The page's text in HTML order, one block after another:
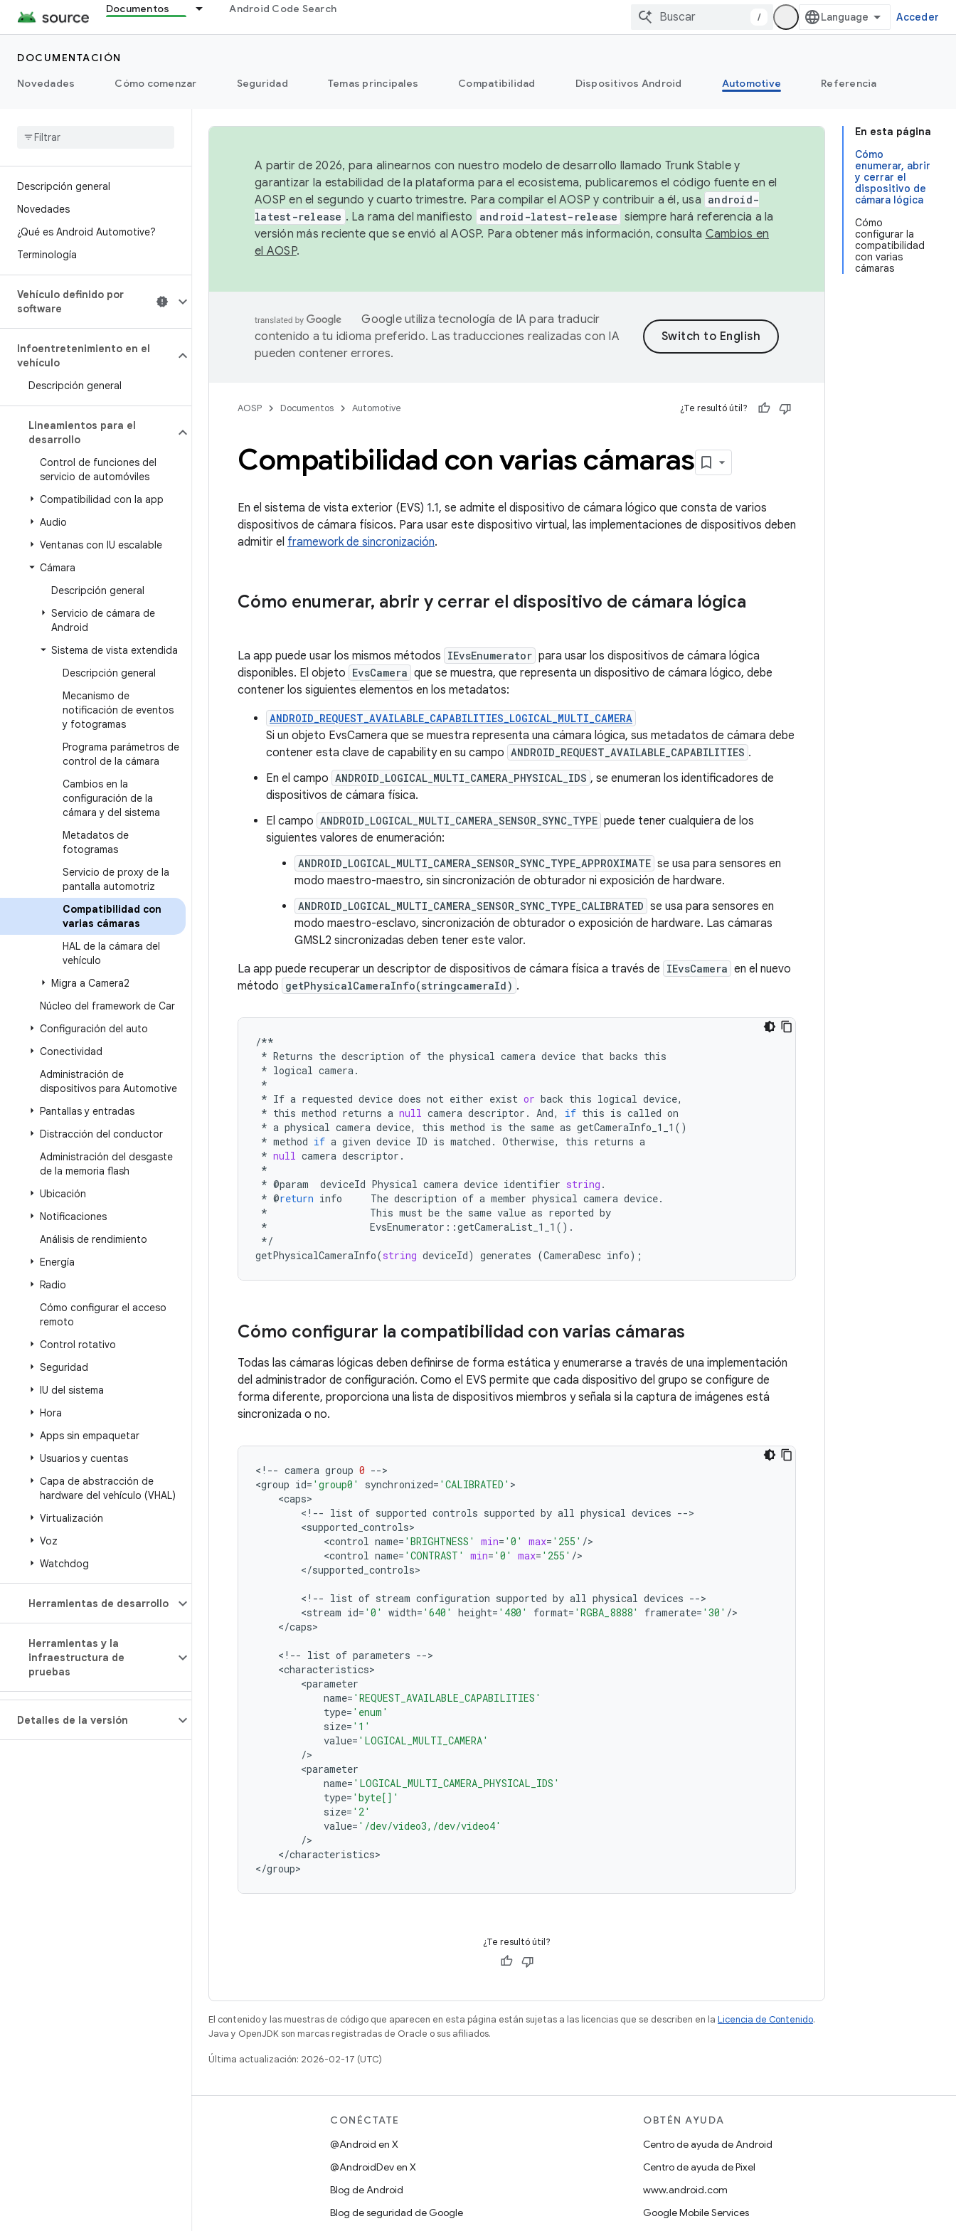
Documentos Android Code Search
/ Acceder
DOCUMENTACIÓN
Novedades
Cómo comenzar Seguridad Temas principales Compatibilidad Dispositivos Android Automotive Referencia
Descripción general
Novedades
¿Qué es Android Automotive?
Terminología
Vehículo definido por
software
Infoentretenimiento en el
vehículo
Descripción general
Lineamientos para el
desarrollo
Control de funciones del
servicio de automóviles
Compatibilidad con la app
Audio
Ventanas con IU escalable
Cámara
Descripción general
Servicio de cámara de
Android
Sistema de vista extendida
Descripción general
Mecanismo de
notificación de eventos
y fotogramas
Programa parámetros de
control de la cámara
Cambios en la
configuración de la
cámara y del sistema
Metadatos de
fotogramas
Servicio de proxy de la
pantalla automotriz
Compatibilidad con
varias cámaras
HAL de la cámara del
vehículo
Migra a Camera2
Núcleo del framework de Car
Configuración del auto
Conectividad
Administración de
dispositivos para Automotive
Pantallas y entradas
Distracción del conductor
Administración del desgaste
de la memoria flash
Ubicación
Notificaciones
Análisis de rendimiento
Energía
Radio
Cómo configurar el acceso
remoto
Control rotativo
Seguridad
IU del sistema
Hora
Apps sin empaquetar
Usuarios y cuentas
Capa de abstracción de
hardware del vehículo (VHAL)
Virtualización
Voz
Watchdog
Herramientas de desarrollo
Herramientas y la
infraestructura de
pruebas
Detalles de la versión
En esta página
Cómo
enumerar, abrir
y cerrar el
dispositivo de
cámara lógica
Cómo
configurar la
compatibilidad
con varias
cámaras
A partir de 2026, para alinearnos con nuestro modelo de desarrollo llamado Trunk Stable y
garantizar la estabilidad de la plataforma para el ecosistema, publicaremos el código fuente en el
AOSP en el segundo y cuarto trimestre. Para compilar el AOSP y contribuir a él, usa android-
latest-release . La rama del manifiesto android-latest-release siempre hará referencia a la
versión más reciente que se envió al AOSP. Para obtener más información, consulta Cambios en
el AOSP.
Google utiliza tecnología de IA para traducir
contenido a tu idioma preferido. Las traducciones realizadas con IA
pueden contener errores.
AOSP Documentos Automotive ¿Te resultó útil?
Compatibilidad con varias cámaras
En el sistema de vista exterior (EVS) 1.1, se admite el dispositivo de cámara lógico que consta de varios
dispositivos de cámara físicos. Para usar este dispositivo virtual, las implementaciones de dispositivos deben
admitir el framework de sincronización.
Cómo enumerar, abrir y cerrar el dispositivo de cámara lógica
La app puede usar los mismos métodos IEvsEnumerator para usar los dispositivos de cámara lógica
disponibles. El objeto EvsCamera que se muestra, que representa un dispositivo de cámara lógico, debe
contener los siguientes elementos en los metadatos:
ANDROID_REQUEST_AVAILABLE_CAPABILITIES_LOGICAL_MULTI_CAMERA
Si un objeto EvsCamera que se muestra representa una cámara lógica, sus metadatos de cámara debe
contener esta clave de capability en su campo ANDROID_REQUEST_AVAILABLE_CAPABILITIES .
En el campo ANDROID_LOGICAL_MULTI_CAMERA_PHYSICAL_IDS , se enumeran los identificadores de
dispositivos de cámara física.
El campo ANDROID_LOGICAL_MULTI_CAMERA_SENSOR_SYNC_TYPE puede tener cualquiera de los
siguientes valores de enumeración:
ANDROID_LOGICAL_MULTI_CAMERA_SENSOR_SYNC_TYPE_APPROXIMATE se usa para sensores en
modo maestro-maestro, sin sincronización de obturador ni exposición de hardware.
ANDROID_LOGICAL_MULTI_CAMERA_SENSOR_SYNC_TYPE_CALIBRATED se usa para sensores en
modo maestro-esclavo, sincronización de obturador o exposición de hardware. Las cámaras
GMSL2 sincronizadas deben tener este valor.
La app puede recuperar un descriptor de dispositivos de cámara física a través de IEvsCamera en el nuevo
método getPhysicalCameraInfo(stringcameraId) .
/**
* Returns the description of the physical camera device that backs this
* logical camera.
*
* If a requested device does not either exist or back this logical device,
* this method returns a null camera descriptor . And, if this is called on
* a physical camera device, this method is the same as getCameraInfo_1_1 ()
* method if a given device ID is matched . Otherwise, this returns a
* null camera descriptor .
*
* @param deviceId Physical camera device identifier string .
* @return info The description of a member physical camera device.
*
This must be the same value as reported by
*
EvsEnumerator ::getCameraList_1_1 ().
*/
getPhysicalCameraInfo(string deviceId) generates (CameraDesc info);
Cómo configurar la compatibilidad con varias cámaras
Todas las cámaras lógicas deben definirse de forma estática y enumerarse a través de una implementación
del administrador de configuración. Como el EVS permite que cada dispositivo del grupo se configure de
forma diferente, proporciona una lista de dispositivos miembros y señala si la captura de imágenes está
sincronizada o no.
< !-- camera group 0 -->
<group id= 'group0' synchronized= 'CALIBRATED'
<caps
< !-- list of supported controls supported by all physical devices --
<supported_controls
<control name= 'BRIGHTNESS' min= '0' max= '255' /
<control name= 'CONTRAST' min= '0' max= '255' /
</supported_controls>
< !-- list of stream configuration supported by all physical devices --
<stream id= '0' width= '640' height= '480' format= 'RGBA_8888' framerate= '30' /
</caps>
< !-- list of parameters --
<characteristics
<parameter
name= 'REQUEST_AVAILABLE_CAPABILITIES'
type= 'enum'
size= '1'
value= 'LOGICAL_MULTI_CAMERA'
/
<parameter
name= 'LOGICAL_MULTI_CAMERA_PHYSICAL_IDS'
type= 'byte[]'
size= '2'
value= '/dev/video3,/dev/video4'
/
</characteristics>
</group>
¿Te resultó útil?
El contenido y las muestras de código que aparecen en esta página están sujetas a las licencias que se describen en la Licencia de Contenido.
Java y OpenJDK son marcas registradas de Oracle o sus afiliados.
Última actualización: 2026-02-17 (UTC)
CONÉCTATE
@Android en X
@AndroidDev en X
Blog de Android
Blog de seguridad de Google
OBTÉN AYUDA
Centro de ayuda de Android
Centro de ayuda de Pixel
www.android.com
Google Mobile Services